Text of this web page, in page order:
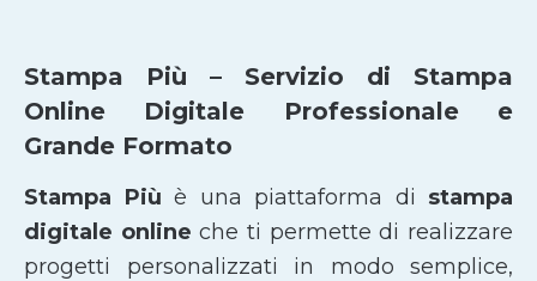
Stampa Più – Servizio di Stampa
Online Digitale Professionale e
Grande Formato
Stampa Più è una piattaforma di stampa
digitale online che ti permette di realizzare
progetti personalizzati in modo semplice,